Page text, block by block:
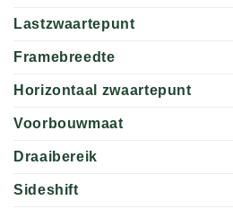
Lastzwaartepunt
Framebreedte
Horizontaal zwaartepunt
Voorbouwmaat
Draaibereik
Sideshift